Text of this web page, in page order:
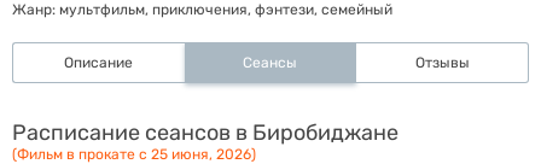
Жанр: мультфильм, приключения, фэнтези, семейный
Описание Сеансы Отзывы
Расписание сеансов в Биробиджане
(Фильм в прокате с 25 июня, 2026)